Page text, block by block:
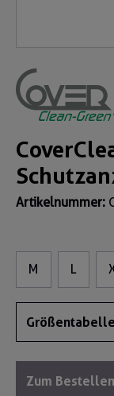
Artikelnummer:
M L
Größentabelle
Zum